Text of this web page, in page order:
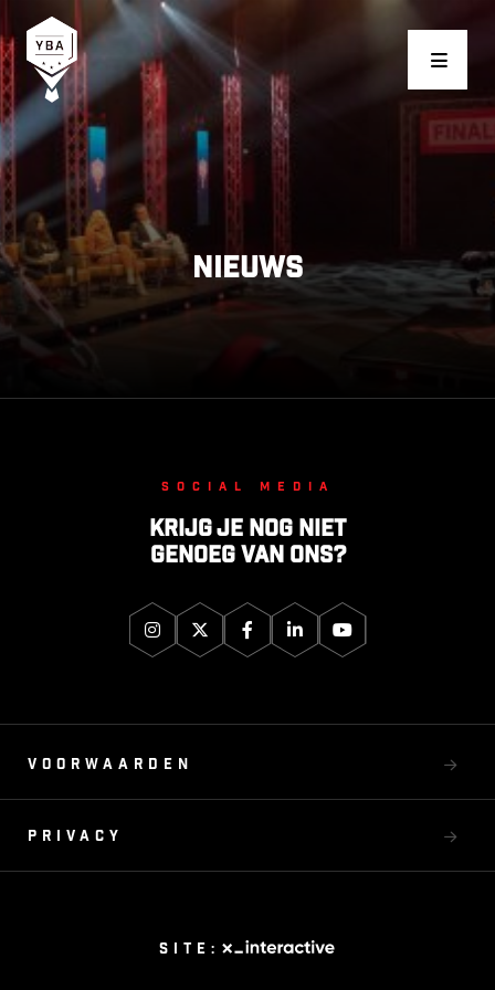
Young Business Award
Nieuws
Social media
Krijg je nog niet
genoeg van ons?
Voorwaarden
Privacy
Site: